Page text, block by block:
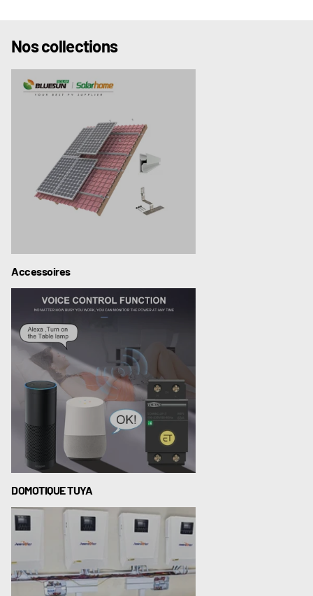
Nos collections
Accessoires
DOMOTIQUE TUYA